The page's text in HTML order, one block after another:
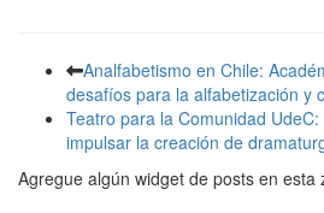
Analfabetismo en Chile:
desafíos para la alfabetización y
Teatro para la Comunidad
impulsar la creación de
Agregue algún widget de posts en esta